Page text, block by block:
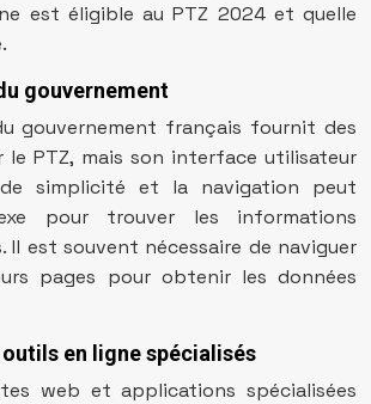
est éligible au PTZ 2024 et quelle
gouvernement
gouvernement français fournit des
le PTZ, mais son interface utilisateur
simplicité et la navigation peut
pour trouver les informations
Il est souvent nécessaire de naviguer
pages pour obtenir les données
en ligne spécialisés
web et applications spécialisées